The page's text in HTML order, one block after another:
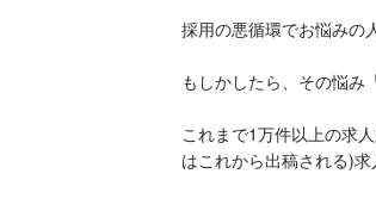
採用の悪循環でお悩みの
もしかしたら、その悩み
これまで1万件以上の求
はこれから出稿される)